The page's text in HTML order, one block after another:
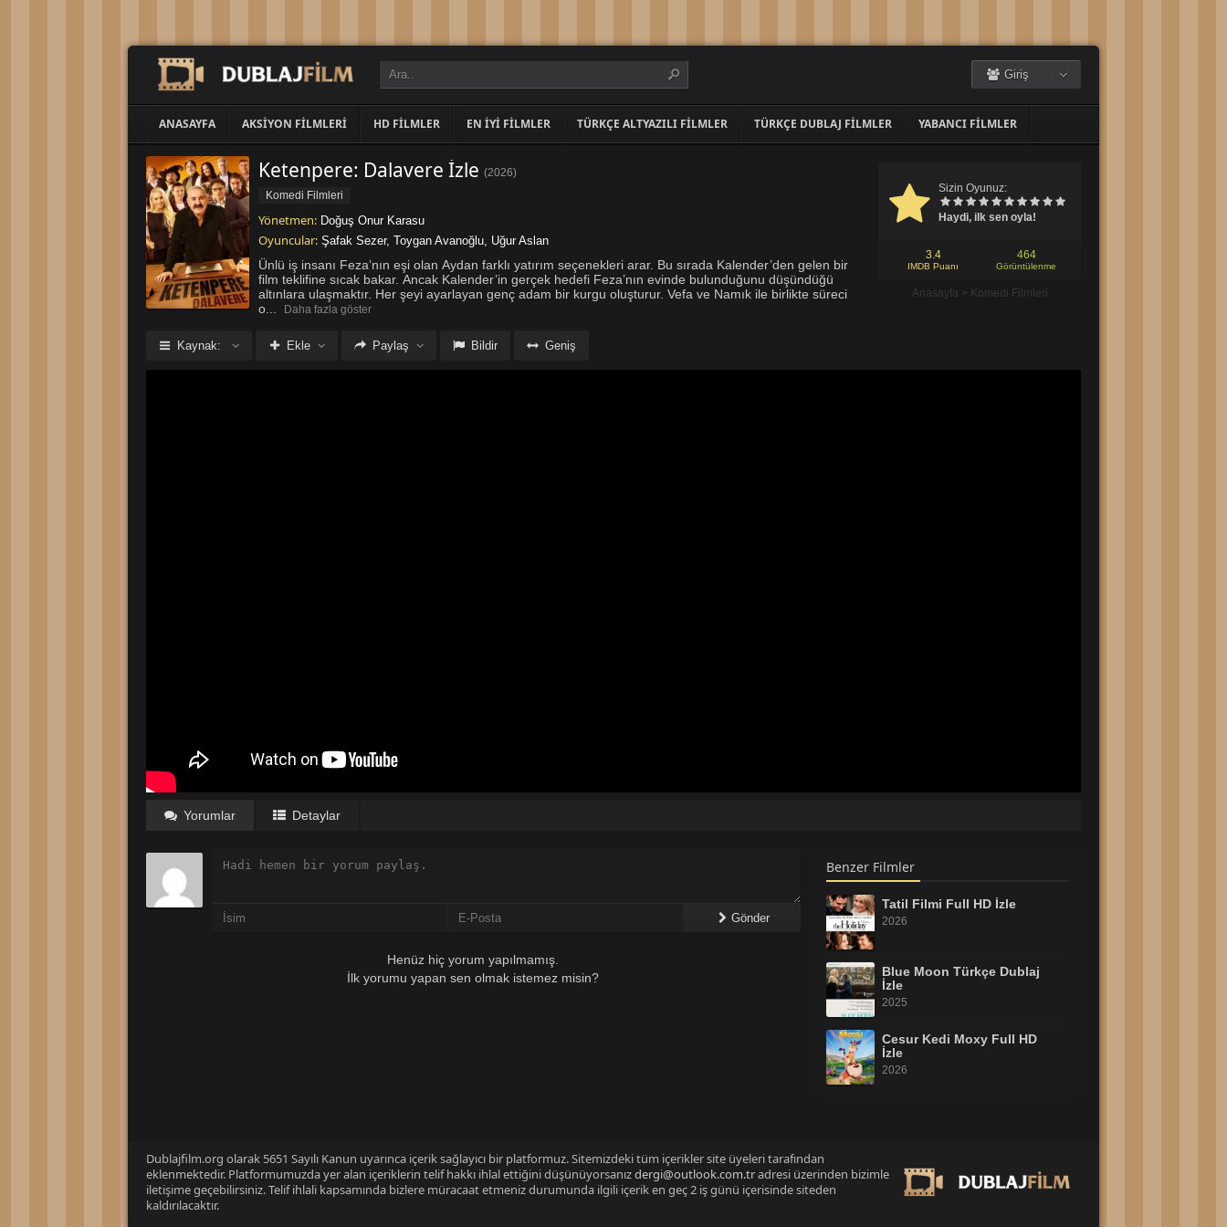
Giriş
ANASAYFA AKSIYON FILMLERI HD FILMLER EN İYI FILMLER TÜRKÇE ALTYAZILI FILMLER TÜRKÇE DUBLAJ FILMLER YABANCI FILMLER
Sizin Oyunuz:
Haydi, ilk sen oyla!
3.4
IMDB Puanı
464
Görüntülenme
Anasayfa > Komedi Filmleri
Ketenpere: Dalavere İzle (2026)
Komedi Filmleri
Yönetmen: Doğuş Onur Karasu
Oyuncular: Şafak Sezer, Toygan Avanoğlu, Uğur Aslan
Ünlü iş insanı Feza’nın eşi olan Aydan farklı yatırım seçenekleri arar. Bu sırada Kalender’den gelen bir
film teklifine sıcak bakar. Ancak Kalender’in gerçek hedefi Feza’nın evinde bulunduğunu düşündüğü
altınlara ulaşmaktır. Her şeyi ayarlayan genç adam bir kurgu oluşturur. Vefa ve Namık ile birlikte süreci
o... Daha fazla göster
Kaynak: Ekle Paylaş Bildir Geniş
Yorumlar Detaylar
Gönder
Henüz hiç yorum yapılmamış.
İlk yorumu yapan sen olmak istemez misin?
Benzer Filmler
Tatil Filmi Full HD İzle
2026
Blue Moon Türkçe Dublaj
İzle
2025
Cesur Kedi Moxy Full HD
İzle
2026
Virginia Woolf’s Night & Day
Full HD İzle
Dublajfilm.org olarak 5651 Sayılı Kanun uyarınca içerik sağlayıcı bir platformuz. Sitemizdeki tüm içerikler site üyeleri tarafından
eklenmektedir. Platformumuzda yer alan içeriklerin telif hakkı ihlal ettiğini düşünüyorsanızdergi@outlook.com.tradresi üzerinden bizimle
iletişime geçebilirsiniz. Telif ihlali kapsamında bizlere müracaat etmeniz durumunda ilgili içerik en geç 2 iş günü içerisinde siteden
kaldırılacaktır.